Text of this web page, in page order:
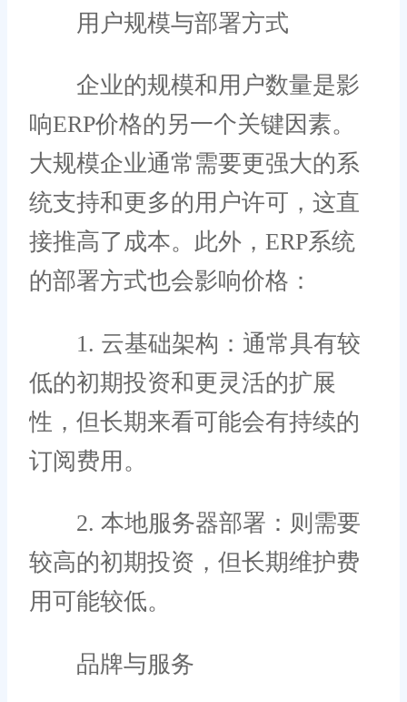
用户规模与部署方式
企业的规模和用户数量是影
响ERP价格的另一个关键因素。
大规模企业通常需要更强大的系
统支持和更多的用户许可，这直
接推高了成本。此外，ERP系统
的部署方式也会影响价格：
1. 云基础架构：通常具有较
低的初期投资和更灵活的扩展
性，但长期来看可能会有持续的
订阅费用。
2. 本地服务器部署：则需要
较高的初期投资，但长期维护费
用可能较低。
品牌与服务